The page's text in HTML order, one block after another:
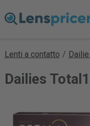
Lenti a contatto /
Dailies